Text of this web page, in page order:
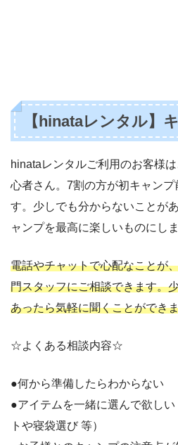
【hinataレンタル】
hinataレンタルご利用のお客様
心者さん。7割の方が初キャンプ
す。少しでも分からないことが
ャンプを最高に楽しいものにし
電話やチャットで心配なことが
門スタッフにご相談できます。
あったら気軽に聞くことができ
☆よくある相談内容☆
●何から準備したらわからない
●アイテムを一緒に選んで欲し
トや寝袋選び 等）